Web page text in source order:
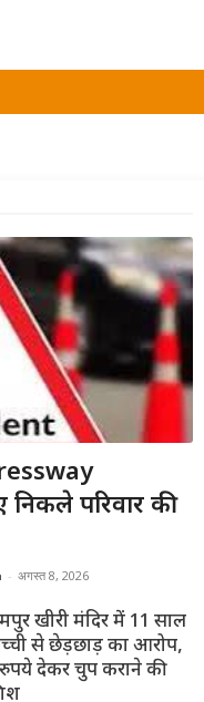
परिवार की
- अगस्त 8, 2026
खीरी मंदिर में 11 साल
से छेड़छाड़ का आरोप,
देकर चुप कराने की